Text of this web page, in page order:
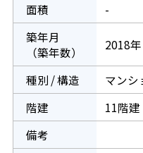
面積
-
築年月
（築年数）
2018年
種別 / 構造
マンシ
階建
11階建
備考